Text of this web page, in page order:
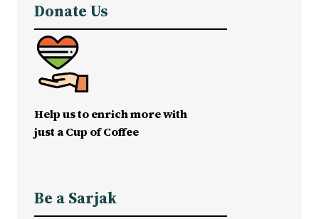
Donate Us
Help us to enrich more with
just a Cup of Coffee
Be a Sarjak